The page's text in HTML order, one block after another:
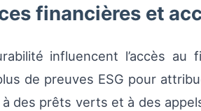
financières et
influencent l’accès au
de preuves ESG pour
à des prêts verts et à des